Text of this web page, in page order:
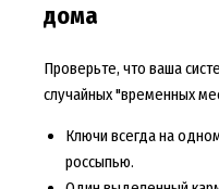
дома
Проверьте, что ваша
случайных "временных
Ключи всегда на
россыпью.